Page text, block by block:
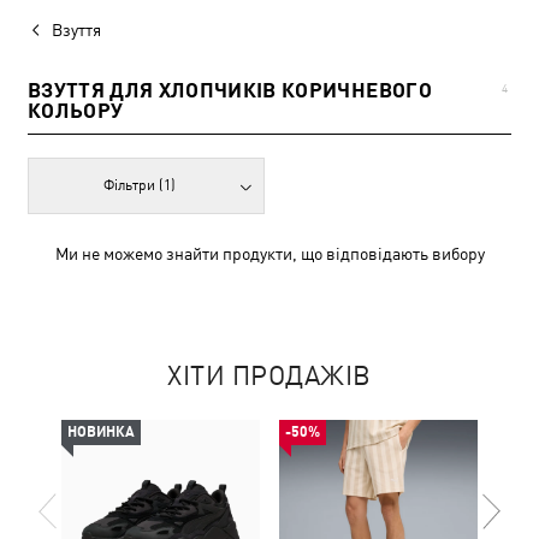
Взуття
ВЗУТТЯ ДЛЯ ХЛОПЧИКІВ КОРИЧНЕВОГО
КОЛЬОРУ
4
Фільтри (1)
Ми не можемо знайти продукти, що відповідають вибору
ХІТИ ПРОДАЖІВ
НОВИНКА -50%